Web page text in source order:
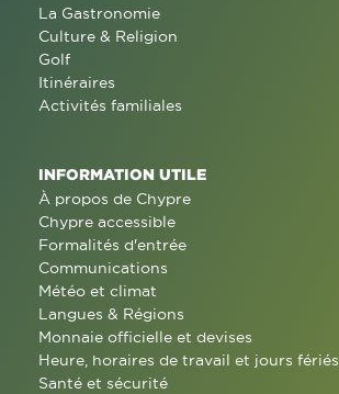
La Gastronomie
Culture & Religion
Golf
Itinéraires
Activités familiales
INFORMATION UTILE
À propos de Chypre
Chypre accessible
Formalités d'entrée
Communications
Météo et climat
Langues & Régions
Monnaie officielle et devises
Heure, horaires de travail et jours fériés
Santé et sécurité